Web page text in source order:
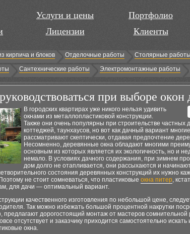
Услуги и цены
Лицензии
Портфолио
Клиенты
кирпича и блоков Отделочные работы Столярные работы
Сантехнические работы Электромонтажные работы
при выборе окон
В городских квартирах уже никого нельзя удивить
окнами из металлопластиковой конструкции.
Также они очень популярны при строительстве частных
коттеджей, таунхаусов, но вот как дачный вариант
рассматривают скептически, отдавая предпочтение
Несомненно, деревянные окна обладают многими
основным из которых является их экологичность, но и
немало. В условиях дачного содержания, при зимнем
дом долго не отапливается, они рассыхаются и
состояния деревянных конструкций их нужно
не стоит сомневаться, что пластиковые окна питер,
для дачи — оптимальный вариант.
качественного изготовления по небольшой цене,
Так можно избежать большой процентной накрутки
предлагают дорогостоящий монтаж от мастеров сомнительной
отсутствует и заказчику приходится самостоятельно
окна.